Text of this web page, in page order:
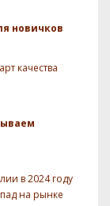
новичков
качества
в 2024 году
на рынке